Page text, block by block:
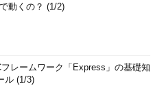
動くの？ (1/2)
レームワーク「Express」の基礎知
ル (1/3)